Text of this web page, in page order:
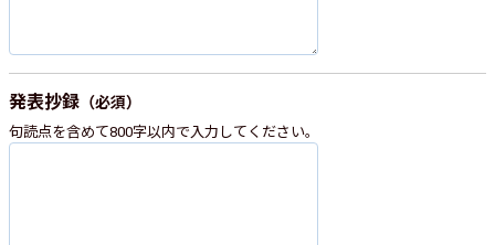
発表抄録 （必須）
句読点を含めて800字以内で入力してください。